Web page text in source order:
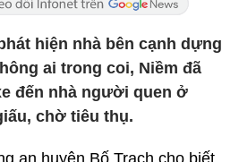
hiện nhà bên cạnh dựng
ai trong coi, Niềm đã
đến nhà người quen ở
chờ tiêu thụ.
an huyện Bố Trạch cho biết,